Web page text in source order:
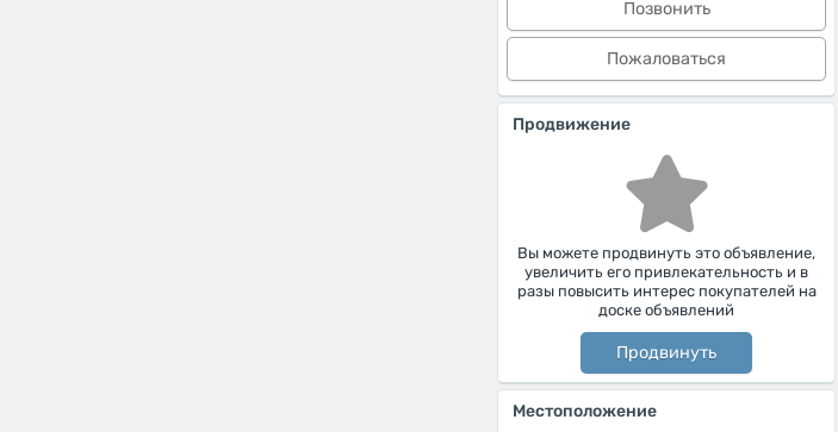
Позвонить
Пожаловаться
Продвижение
Вы можете продвинуть это объявление,
увеличить его привлекательность и в
разы повысить интерес покупателей на
доске объявлений
Продвинуть
Местоположение